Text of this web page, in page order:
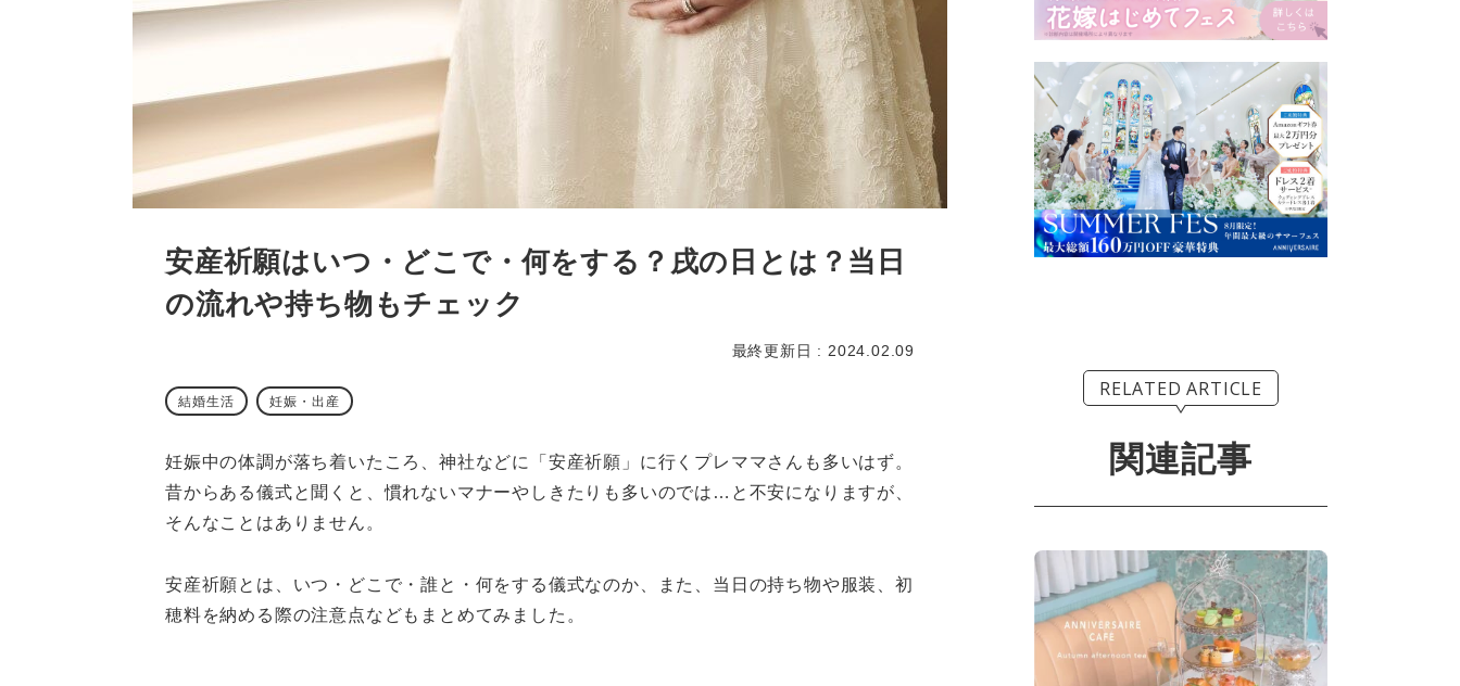
安産祈願はいつ・どこで・何をする？戌の日とは？当日
の流れや持ち物もチェック
最終更新日 : 2024.02.09
結婚生活 妊娠・出産
妊娠中の体調が落ち着いたころ、神社などに「安産祈願」に行くプレママさんも多いはず。
昔からある儀式と聞くと、慣れないマナーやしきたりも多いのでは…と不安になりますが、
そんなことはありません。
安産祈願とは、いつ・どこで・誰と・何をする儀式なのか、また、当日の持ち物や服装、初
穂料を納める際の注意点などもまとめてみました。
RELATED ARTICLE
関連記事